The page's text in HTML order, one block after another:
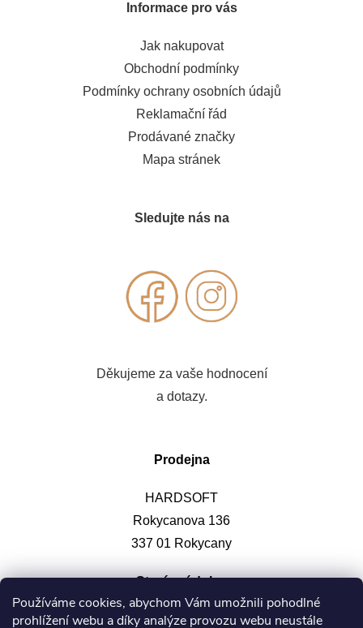
Používáme cookies, abychom Vám umožnili pohodlné
prohlížení webu a díky analýze provozu webu neustále
Informace pro vás
Jak nakupovat
Obchodní podmínky
Podmínky ochrany osobních údajů
Reklamační řád
Prodávané značky
Mapa stránek
Sledujte nás na
Děkujeme za vaše hodnocení
a dotazy.
Prodejna
HARDSOFT
Rokycanova 136
337 01 Rokycany
Otevírací doba: